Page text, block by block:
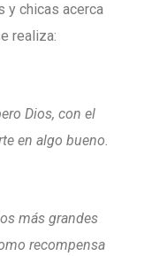
y chicas acerca
realiza:
Dios, con el
en algo bueno.
más grandes
recompensa